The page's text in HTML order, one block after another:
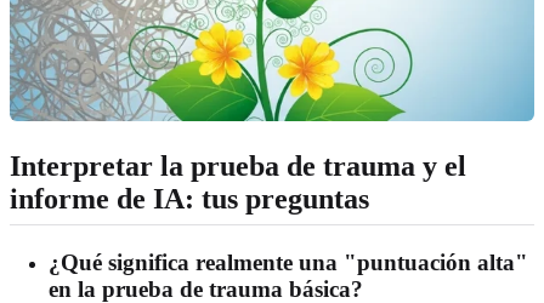
Interpretar la prueba de trauma y el
informe de IA: tus preguntas
¿Qué significa realmente una "puntuación alta"
en la prueba de trauma básica?